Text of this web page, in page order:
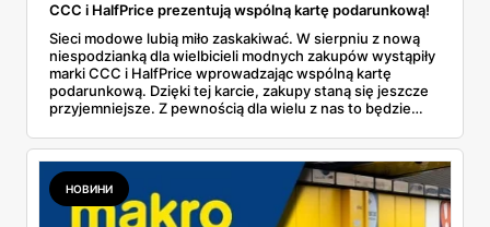
CCC i HalfPrice prezentują wspólną kartę podarunkową!
Sieci modowe lubią miło zaskakiwać. W sierpniu z nową
niespodzianką dla wielbicieli modnych zakupów wystąpiły
marki CCC i HalfPrice wprowadzając wspólną kartę
podarunkową. Dzięki tej karcie, zakupy staną się jeszcze
przyjemniejsze. Z pewnością dla wielu z nas to będzie
НОВИНИ